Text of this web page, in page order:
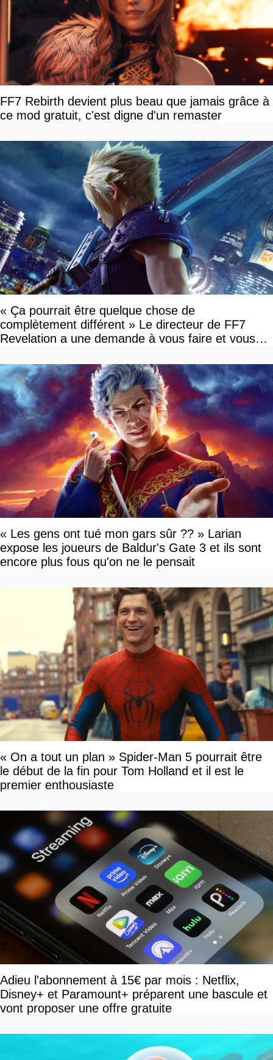
FF7 Rebirth devient plus beau que jamais grâce à
ce mod gratuit, c'est digne d'un remaster
« Ça pourrait être quelque chose de
complètement différent » Le directeur de FF7
Revelation a une demande à vous faire et vous
« Les gens ont tué mon gars sûr ?? » Larian
expose les joueurs de Baldur's Gate 3 et ils sont
encore plus fous qu'on ne le pensait
« On a tout un plan » Spider-Man 5 pourrait être
le début de la fin pour Tom Holland et il est le
premier enthousiaste
Adieu l'abonnement à 15€ par mois : Netflix,
Disney+ et Paramount+ préparent une bascule et
vont proposer une offre gratuite